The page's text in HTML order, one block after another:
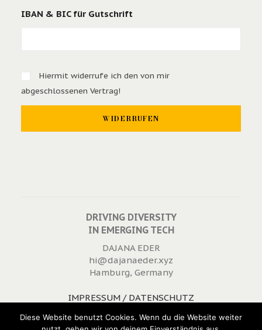
IBAN & BIC für Gutschrift
Hiermit widerrufe ich den von mir
abgeschlossenen Vertrag!
DRIVING DIVERSITY
IN EMERGING TECH
DAJANA EDER
hi@dajanaeder.xyz
Hamburg, Germany
IMPRESSUM / DATENSCHUTZ
WIDERRUFSRECHT
Diese Website benutzt Cookies. Wenn du die Website weiter